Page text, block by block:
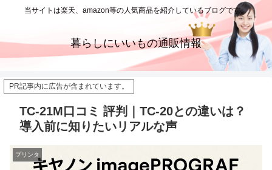
当サイトは楽天、amazon等の人気商品を紹介しているブログです。
暮らしにいいもの通販情報
PR記事内に広告が含まれています。
TC-21M口コミ 評判｜TC-20との違いは？
導入前に知りたいリアルな声
プリンタ